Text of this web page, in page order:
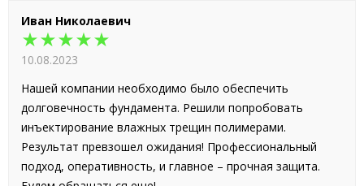
Иван Николаевич
★★★★★
10.08.2023
Нашей компании необходимо было обеспечить
долговечность фундамента. Решили попробовать
инъектирование влажных трещин полимерами.
Результат превзошел ожидания! Профессиональный
подход, оперативность, и главное – прочная защита.